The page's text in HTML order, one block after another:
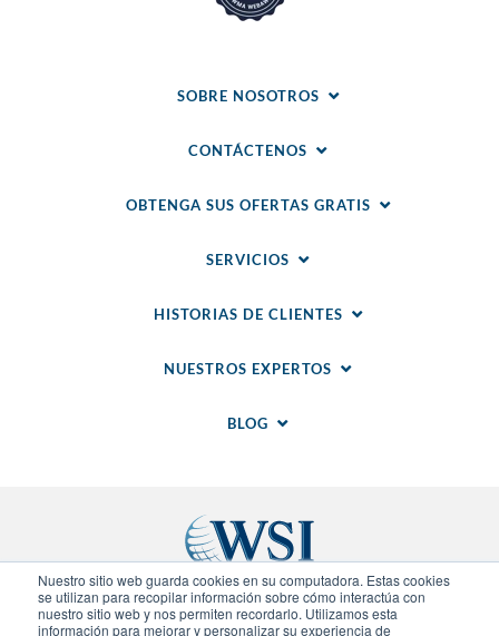
Nuestro sitio web guarda cookies en su computadora. Estas cookies
se utilizan para recopilar información sobre cómo interactúa con
nuestro sitio web y nos permiten recordarlo. Utilizamos esta
información para mejorar y personalizar su experiencia de
SOBRE NOSOTROS
CONTÁCTENOS
OBTENGA SUS OFERTAS GRATIS
SERVICIOS
HISTORIAS DE CLIENTES
NUESTROS EXPERTOS
BLOG
Sitios Regionales